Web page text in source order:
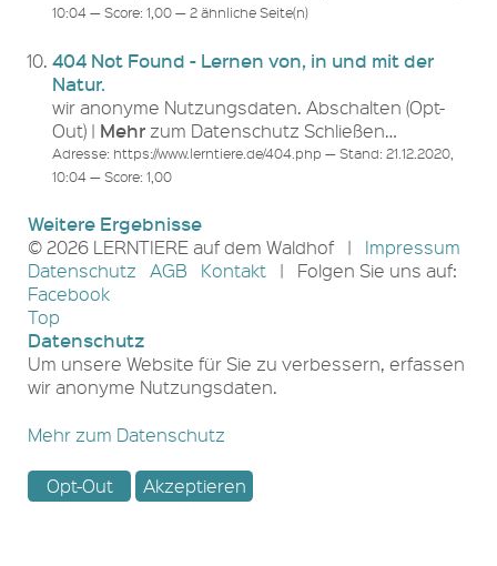
10:04 — Score: 1,00 — 2 ähnliche Seite(n)
404 Not Found - Lernen von, in und mit der
Natur.
wir anonyme Nutzungsdaten. Abschalten (Opt-
Out) | Mehrzum Datenschutz Schließen…
Adresse: https://www.lerntiere.de/404.php — Stand: 21.12.2020,
10:04 — Score: 1,00
Weitere Ergebnisse
© 2026 LERNTIERE auf dem Waldhof | Impressum
Datenschutz
AGB Kontakt
| Folgen Sie uns auf:
Facebook
Top
Datenschutz
Um unsere Website für Sie zu verbessern, erfassen
wir anonyme Nutzungsdaten.
Mehr zum Datenschutz
Opt-Out Akzeptieren